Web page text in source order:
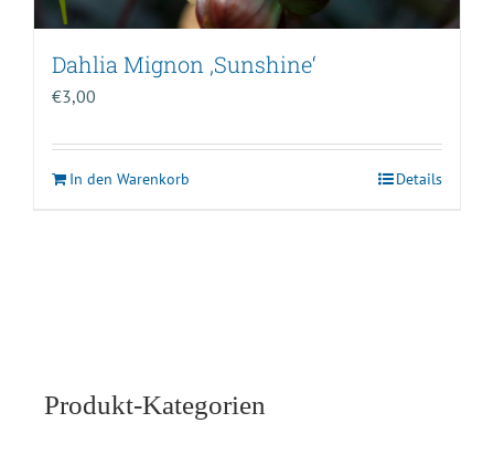
Dahlia Mignon ‚Sunshine‘
€3,00
In den Warenkorb Details
Produkt-Kategorien